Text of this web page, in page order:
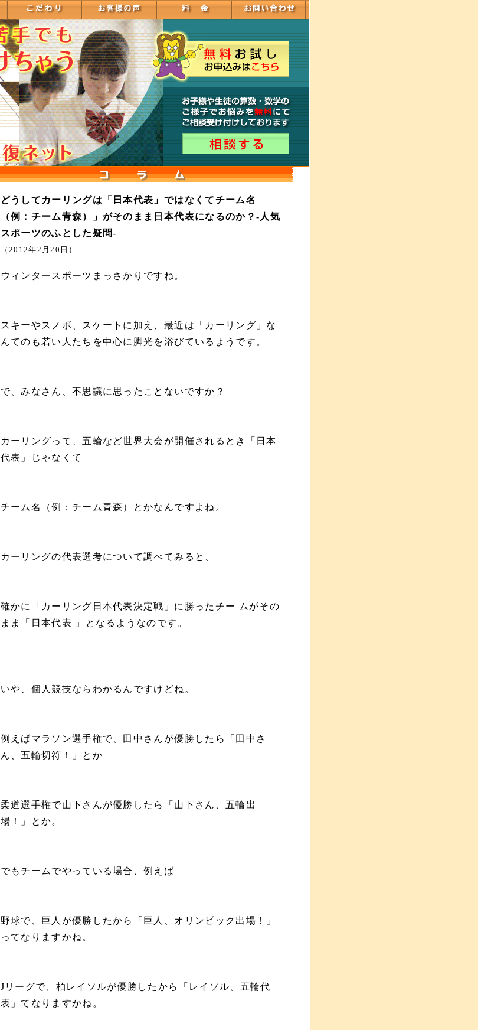
どうしてカーリングは「日本代表」ではなくてチーム名
（例：チーム青森）」がそのまま日本代表になるのか？-人気
スポーツのふとした疑問-
（2012年2月20日）
ウィンタースポーツまっさかりですね。
スキーやスノボ、スケートに加え、最近は「カーリング」な
んてのも若い人たちを中心に脚光を浴びているようです。
で、みなさん、不思議に思ったことないですか？
カーリングって、五輪など世界大会が開催されるとき「日本
代表」じゃなくて
チーム名（例：チーム青森）とかなんですよね。
カーリングの代表選考について調べてみると、
確かに「カーリング日本代表決定戦」に勝ったチー ムがその
まま「日本代表 」となるようなのです。
いや、個人競技ならわかるんですけどね。
例えばマラソン選手権で、田中さんが優勝したら「田中さ
ん、五輪切符！」とか
柔道選手権で山下さんが優勝したら「山下さん、五輪出
場！」とか。
でもチームでやっている場合、例えば
野球で、巨人が優勝したから「巨人、オリンピック出場！」
ってなりますかね。
Jリーグで、柏レイソルが優勝したから「レイソル、五輪代
表」てなりますかね。